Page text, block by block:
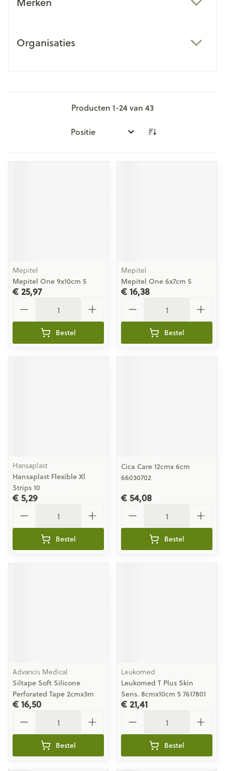
Organisaties
Producten 1-24van 43
Sorteer op:
Mepitel
Mepitel One 9x10cm 5
€ 25,97
Bestel
Mepitel
Mepitel One 6x7cm 5
€ 16,38
Bestel
Hansaplast
Hansaplast Flexible Xl
Strips 10
€ 5,29
Bestel
Cica Care 12cmx 6cm
66030702
€ 54,08
Bestel
Advancis Medical
Siltape Soft Silicone
Perforated Tape 2cmx3m
€ 16,50
Bestel
Leukomed
Leukomed T Plus Skin
Sens. 8cmx10cm 5 7617801
€ 21,41
Bestel